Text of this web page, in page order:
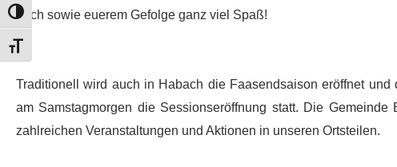
Umschalten auf hohe Kontraste
Schrift vergrößern
euch sowie euerem Gefolge ganz viel Spaß!
Traditionell wird auch in Habach die Faasendsaison eröffnet
am Samstagmorgen die Sessionseröffnung statt. Die
zahlreichen Veranstaltungen und Aktionen in unseren Ortsteilen.